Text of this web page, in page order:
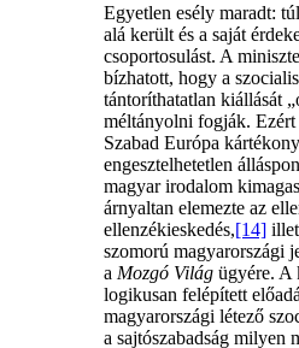
Egyetlen esély maradt:
alá került és a saját
csoportosulást. A
bízhatott, hogy a
tántoríthatatlan kiállását
méltányolni fogják. Ezért
Szabad Európa
engesztelhetetlen
magyar irodalom
árnyaltan elemezte az
ellenzékieskedés,[14]
szomorú magyarországi
a Mozgó Világ ügyére. A
logikusan felépített
magyarországi létező
a sajtószabadság milyen